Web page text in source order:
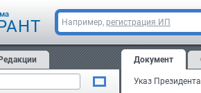
Например, регистрация ИП
Редакции Документ